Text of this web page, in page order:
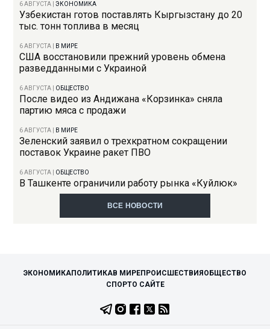
6 АВГУСТА |ЭКОНОМИКА
Узбекистан готов поставлять Кыргызстану до 20
тыс. тонн топлива в месяц
6 АВГУСТА В МИРЕ
США восстановили прежний уровень обмена
разведданными с Украиной
6 АВГУСТА ОБЩЕСТВО
После видео из Андижана «Корзинка» сняла
партию мяса с продажи
6 АВГУСТА В МИРЕ
Зеленский заявил о трехкратном сокращении
поставок Украине ракет ПВО
6 АВГУСТА ОБЩЕСТВО
В Ташкенте ограничили работу рынка «Куйлюк»
ВСЕ НОВОСТИ
ЭКОНОМИКАПОЛИТИКАВ МИРЕПРОИСШЕСТВИЯ ОБЩЕСТВО
СПОРТО САЙТЕ